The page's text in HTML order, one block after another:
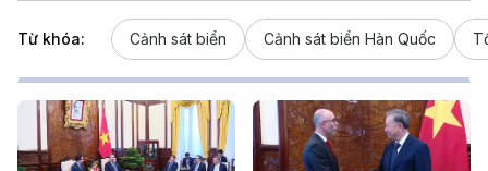
Từ khóa: Cảnh sát biển Cảnh sát biển Hàn Quốc